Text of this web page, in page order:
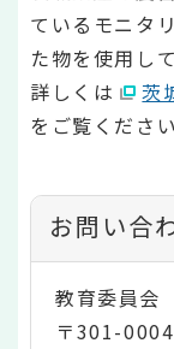
ているモニタ
た物を使用し
詳しくは
茨
をご覧ください
お問い合
教育委員会
〒301-